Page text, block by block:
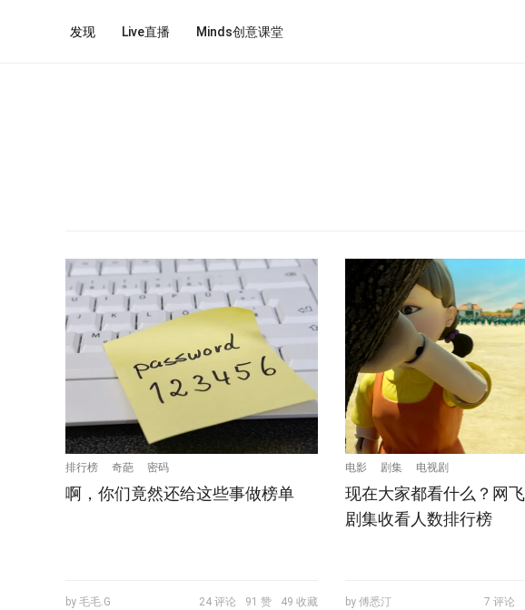
发现 Live直播 Minds创意课堂
排行榜 奇葩 密码
啊，你们竟然还给这些事做榜单
by 毛毛.G 24 评论 91 赞 49 收藏
电影 剧集 电视剧
现在大家都看什么？网
剧集收看人数排行榜
by 傅悉汀 7 评论